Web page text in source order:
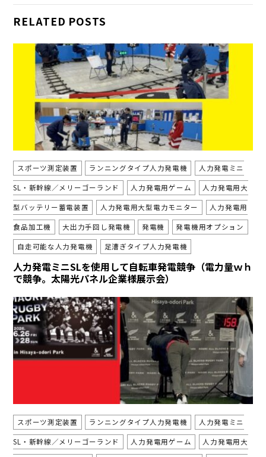
RELATED POSTS
スポーツ測定装置 ランニングタイプ人力発電機 人力発電ミニ
SL・新幹線／メリーゴーランド 人力発電用ゲーム 人力発電用大
型バッテリー蓄電装置 人力発電用大型電力モニター 人力発電用
食品加工機 大出力手回し発電機 発電機 発電機用オプション
自走可能な人力発電機 足漕ぎタイプ人力発電機
人力発電ミニSLを使用して自転車発電競争（電力量ｗｈ
で競争。太陽光パネル企業様展示会）
スポーツ測定装置 ランニングタイプ人力発電機 人力発電ミニ
SL・新幹線／メリーゴーランド 人力発電用ゲーム 人力発電用大